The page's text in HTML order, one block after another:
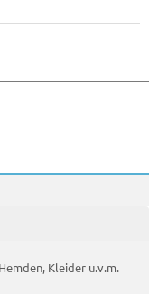
Kleider u.v.m.